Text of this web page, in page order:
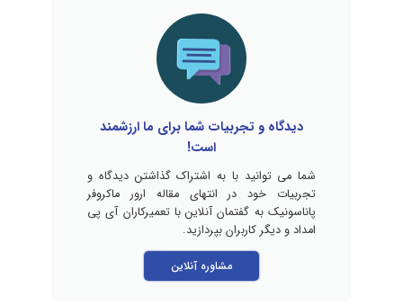
دیدگاه و تجربیات شما برای ما ارزشمند
است!
شما می توانید با به اشتراک گذاشتن دیدگاه و
تجربیات خود در انتهای مقاله ارور ماکروفر
پاناسونیک به گفتمان آنلاین با تعمیرکاران آی پی
امداد و دیگر کاربران بپردازید.
مشاوره آنلاین